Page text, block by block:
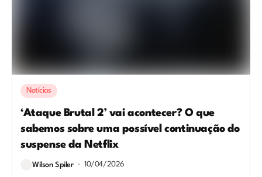
Notícias
‘Ataque Brutal 2’ vai acontecer? O que
sabemos sobre uma possível continuação do
suspense da Netflix
Wilson Spiler 10/04/2026